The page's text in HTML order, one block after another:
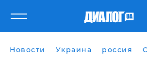
Новости Украина россия